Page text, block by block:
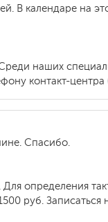
В календаре на
наших
контакт-центра
Спасибо.
определения
руб.